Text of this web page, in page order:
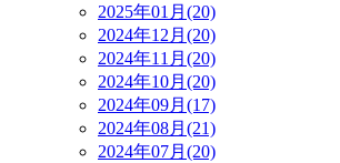
2025年01月(20)
2024年12月(20)
2024年11月(20)
2024年10月(20)
2024年09月(17)
2024年08月(21)
2024年07月(20)